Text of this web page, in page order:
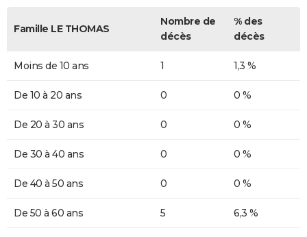
Famille LE THOMAS
Nombre de
décès
% des
décès
Moins de 10 ans 1 1,3 %
De 10 à 20 ans 0 0 %
De 20 à 30 ans 0 0 %
De 30 à 40 ans 0 0 %
De 40 à 50 ans 0 0 %
De 50 à 60 ans 5 6,3 %